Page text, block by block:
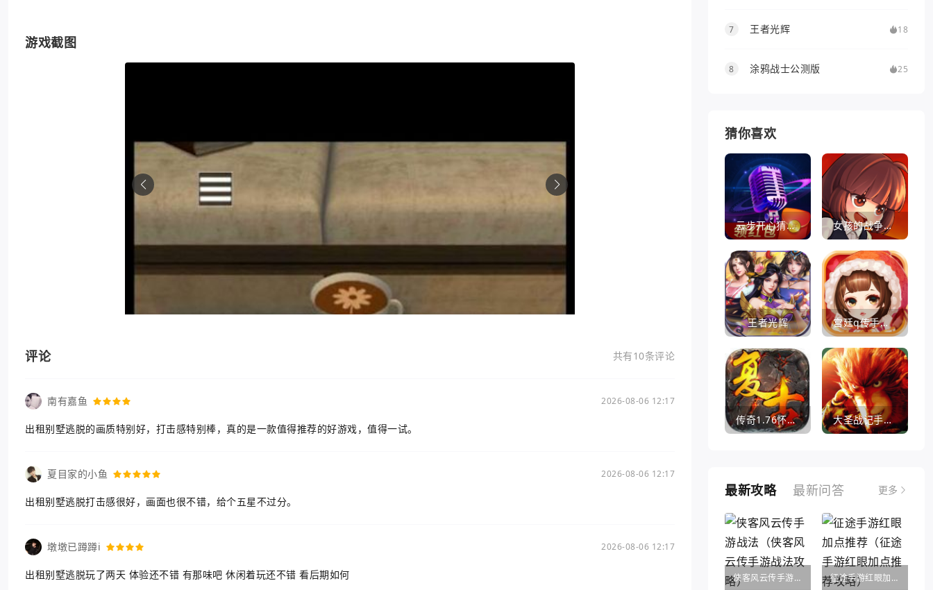
游戏截图
评论 共有10条评论
南有嘉鱼 2026-08-06 12:17
出租别墅逃脱的画质特别好，打击感特别棒，真的是一款值得推荐的好游戏，值得一试。
夏目家的小鱼 2026-08-06 12:17
出租别墅逃脱打击感很好，画面也很不错，给个五星不过分。
墩墩已蹲蹲i 2026-08-06 12:17
出租别墅逃脱玩了两天 体验还不错 有那味吧 休闲着玩还不错 看后期如何
7 王者光辉 18
8 涂鸦战士公测版 25
猜你喜欢
云步开心猜歌名 女孩的战争手机版(暂未上线)
王者光辉 宫廷q传手游百度版
传奇1.76怀旧版打金服 大圣战记手游官方版
最新攻略 最新问答 更多
侠客风云传手游战法（侠客风云传手游战法攻略） 征途手游红眼加点推荐（征途手游红眼加点推荐攻略）